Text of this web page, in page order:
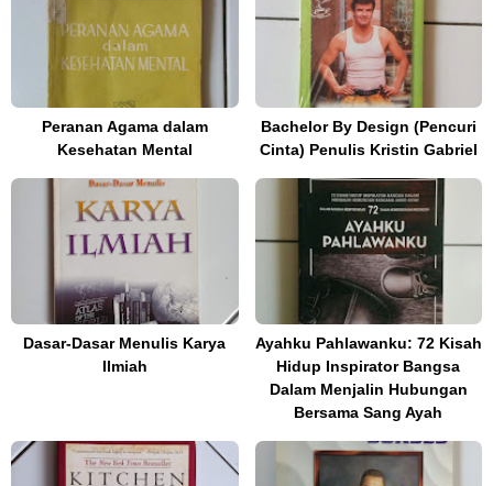
Peranan Agama dalam
Kesehatan Mental
Bachelor By Design (Pencuri
Cinta) Penulis Kristin Gabriel
Dasar-Dasar Menulis Karya
Ilmiah
Ayahku Pahlawanku: 72 Kisah
Hidup Inspirator Bangsa
Dalam Menjalin Hubungan
Bersama Sang Ayah